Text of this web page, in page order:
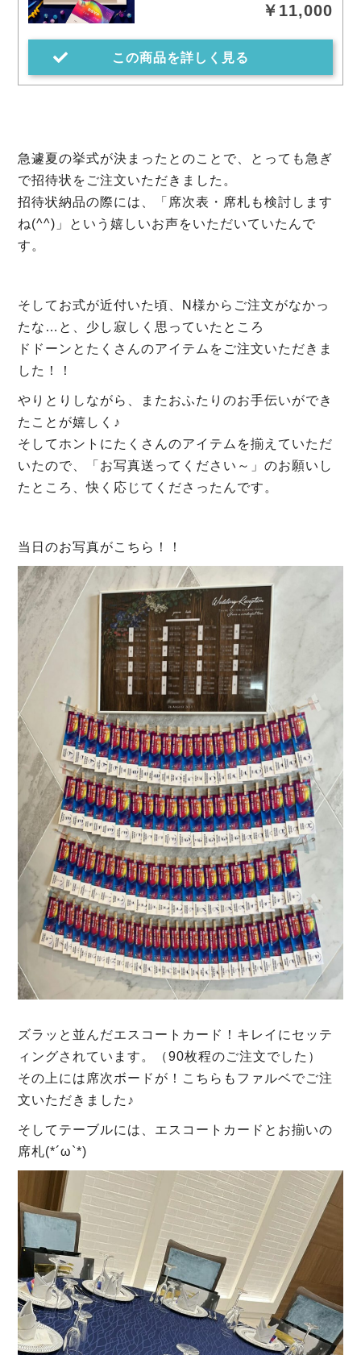
￥11,000
この商品を詳しく見る
急遽夏の挙式が決まったとのことで、とっても急ぎ
で招待状をご注文いただきました。
招待状納品の際には、「席次表・席札も検討します
ね(^^)」という嬉しいお声をいただいていたんで
す。
そしてお式が近付いた頃、N様からご注文がなかっ
たな…と、少し寂しく思っていたところ
ドドーンとたくさんのアイテムをご注文いただきま
した！！
やりとりしながら、またおふたりのお手伝いができ
たことが嬉しく♪
そしてホントにたくさんのアイテムを揃えていただ
いたので、「お写真送ってください～」のお願いし
たところ、快く応じてくださったんです。
当日のお写真がこちら！！
ズラッと並んだエスコートカード！キレイにセッテ
ィングされています。（90枚程のご注文でした）
その上には席次ボードが！こちらもファルベでご注
文いただきました♪
そしてテーブルには、エスコートカードとお揃いの
席札(*´ω`*)